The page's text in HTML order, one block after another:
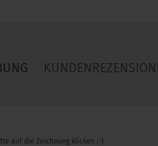
auf die Zeichnung klicken ;-)